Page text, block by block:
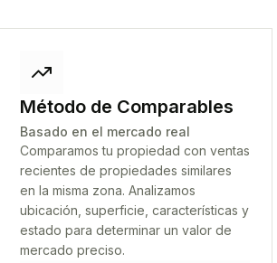
Método de Comparables
Basado en el mercado real
Comparamos tu propiedad con ventas
recientes de propiedades similares
en la misma zona. Analizamos
ubicación, superficie, características y
estado para determinar un valor de
mercado preciso.